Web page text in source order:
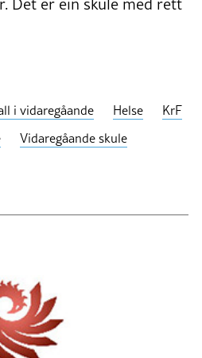
i vidaregåande Helse
KrF
Vidaregåande skule